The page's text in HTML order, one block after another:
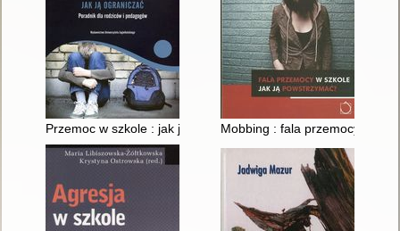
Przemoc w szkole : jak ją ograniczać : poradnik dla rodziców i
Mobbing : fala przemocy w